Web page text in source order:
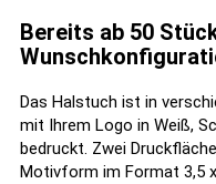
Bereits ab 50
Das Halstuch ist in
mit Ihrem Logo in Weiß,
bedruckt. Zwei
Motivform im Format 3,5